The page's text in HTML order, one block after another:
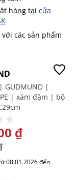
hàng tại cửa
với các sản phẩm
GUDMUND |
| xám đậm | bộ
BIỆT
₫
08.01.2026 đến